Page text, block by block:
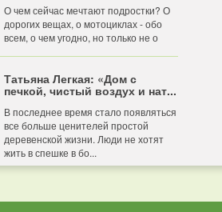
О чем сейчас мечтают подростки? О
дорогих вещах, о мотоциклах - обо
всем, о чем угодно, но только не о
Татьяна Легкая: «Дом с
печкой, чистый воздух и нат...
В последнее время стало появляться
все больше ценителей простой
деревенской жизни. Люди не хотят
жить в спешке в бо...